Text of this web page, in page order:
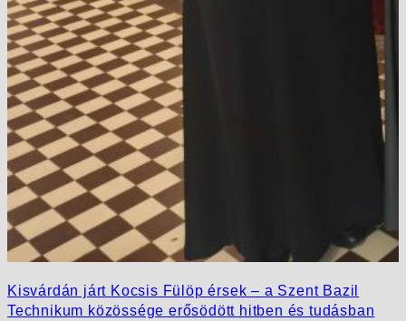
Kisvárdán járt Kocsis Fülöp érsek – a Szent Bazil
Technikum közössége erősödött hitben és tudásban